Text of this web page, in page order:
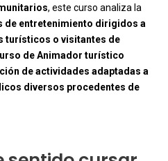
, este curso analiza la
de entretenimiento dirigidos a
turísticos o visitantes de
de Animador turístico
de actividades adaptadas a
diversos procedentes de